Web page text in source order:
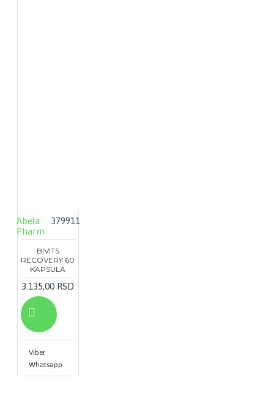
Abela
Pharm
379911
BIVITS
RECOVERY 60
KAPSULA
3.135,00 RSD
Viber
Whatsapp